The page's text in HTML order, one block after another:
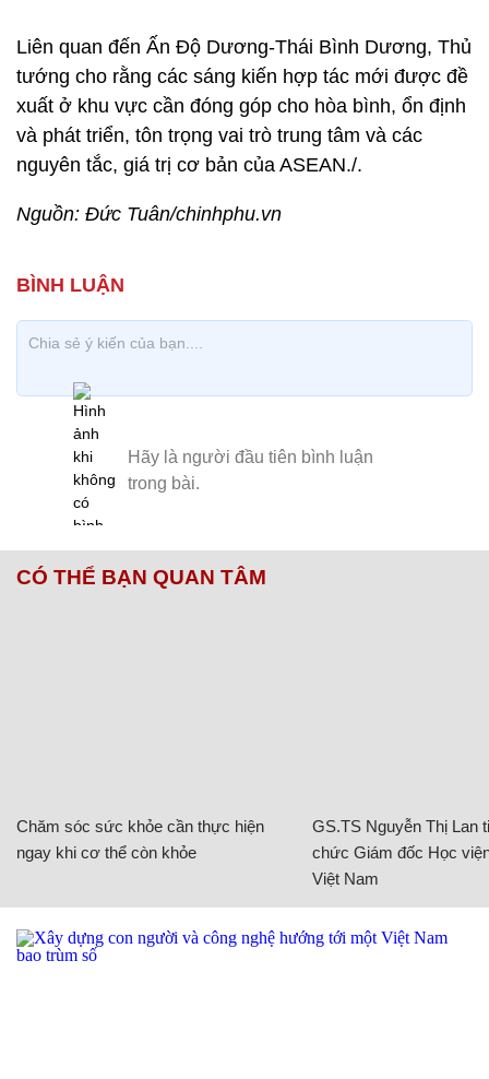
Liên quan đến Ấn Độ Dương-Thái Bình Dương, Thủ
tướng cho rằng các sáng kiến hợp tác mới được đề
xuất ở khu vực cần đóng góp cho hòa bình, ổn định
và phát triển, tôn trọng vai trò trung tâm và các
nguyên tắc, giá trị cơ bản của ASEAN./.
Nguồn: Đức Tuân/chinhphu.vn
CÓ THỂ BẠN QUAN TÂM
Chăm sóc sức khỏe cần thực hiện
ngay khi cơ thể còn khỏe
GS.TS Nguyễn Thị Lan
chức Giám đốc Học
Việt Nam